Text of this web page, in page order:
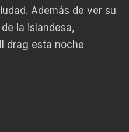
Además de ver su
la islandesa,
drag esta noche